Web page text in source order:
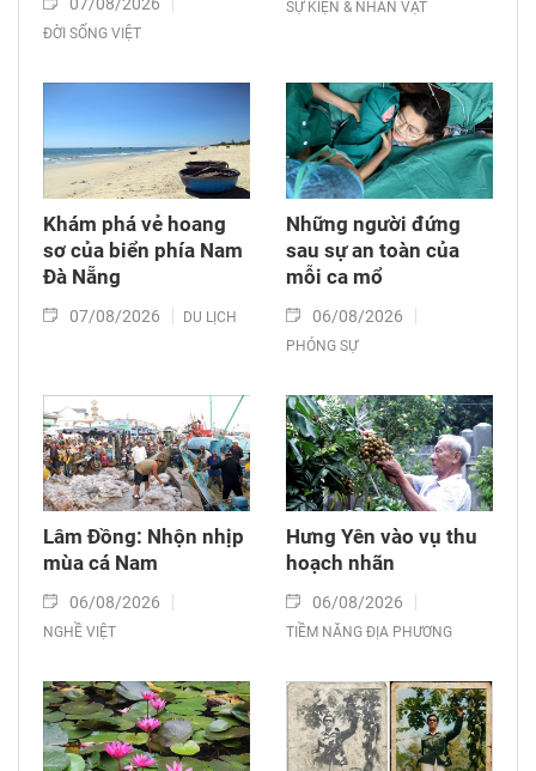
07/08/2026
ĐỜI SỐNG VIỆT
SỰ KIỆN & NHÂN VẬT
Khám phá vẻ hoang
sơ của biển phía Nam
Đà Nẵng
07/08/2026 DU LỊCH
Những người đứng
sau sự an toàn của
mỗi ca mổ
06/08/2026
PHÓNG SỰ
Lâm Đồng: Nhộn nhịp
mùa cá Nam
06/08/2026
NGHỀ VIỆT
Hưng Yên vào vụ thu
hoạch nhãn
06/08/2026
TIỀM NĂNG ĐỊA PHƯƠNG